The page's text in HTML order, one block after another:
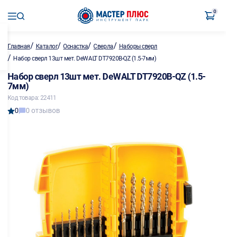
0
Главная/ Каталог/Оснастка/Сверла/ Наборы сверл
/ Набор сверл 13шт мет. DeWALT DT7920B-QZ (1.5-7мм)
Набор сверл 13шт мет. DeWALT DT7920B-QZ (1.5-
7мм)
Код товара: 22411
0 0 отзывов